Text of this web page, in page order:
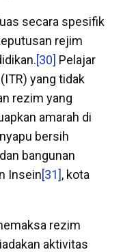
secara spesifik
rejim
[30] Pelajar
yang tidak
rezim yang
amarah di
bersih
bangunan
Insein[31], kota
rezim
aktivitas